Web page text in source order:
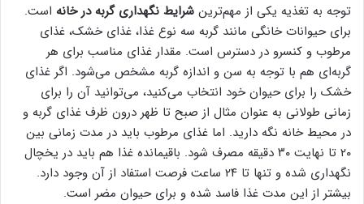
توجه به تغذیه یکی از مهم‌ترین شرایط نگهداری گربه در خانه است.
برای حیوانات خانگی مانند گربه سه نوع غذا، غذای خشک، غذای
مرطوب و کنسرو در دسترس است. مقدار غذای مناسب برای هر
گربه‌ای هم با توجه به سن و اندازه گربه مشخص می‌شود. اگر غذای
خشک را برای حیوان خود انتخاب می‌کنید، می‌توانید آن را برای
زمانی طولانی به عنوان مثال از صبح تا ظهر درون ظرف غذای گربه و
در محیط خانه نگه ‌دارید. اما غذای مرطوب باید در مدت زمانی بین
۲۰ تا نهایت ۳۰ دقیقه مصرف شود. باقیمانده غذا هم باید در یخچال
نگهداری شده و تنها تا ۲۴ ساعت فرصت استفاد از آن وجود دارد.
بیشتر از این مدت غذا فاسد شده و برای حیوان مضر است.